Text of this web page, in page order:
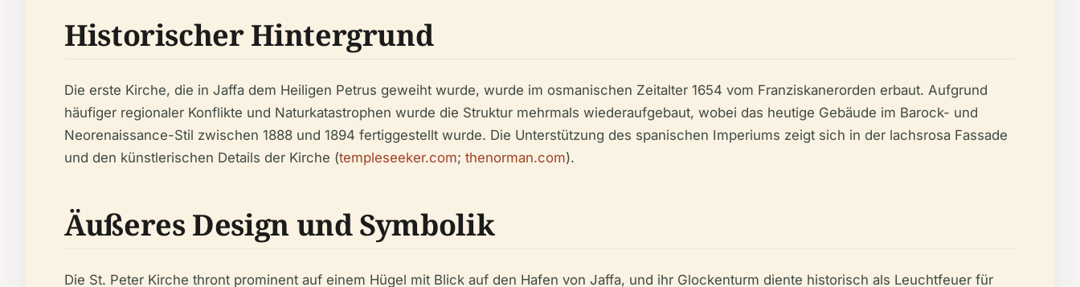
Historischer Hintergrund
Die erste Kirche, die in Jaffa dem Heiligen Petrus geweiht wurde, wurde im osmanischen Zeitalter 1654 vom Franziskanerorden erbaut. Aufgrund
häufiger regionaler Konflikte und Naturkatastrophen wurde die Struktur mehrmals wiederaufgebaut, wobei das heutige Gebäude im Barock- und
Neorenaissance-Stil zwischen 1888 und 1894 fertiggestellt wurde. Die Unterstützung des spanischen Imperiums zeigt sich in der lachsrosa Fassade
und den künstlerischen Details der Kirche (templeseeker.com; thenorman.com).
Äußeres Design und Symbolik
Die St. Peter Kirche thront prominent auf einem Hügel mit Blick auf den Hafen von Jaffa, und ihr Glockenturm diente historisch als Leuchtfeuer für